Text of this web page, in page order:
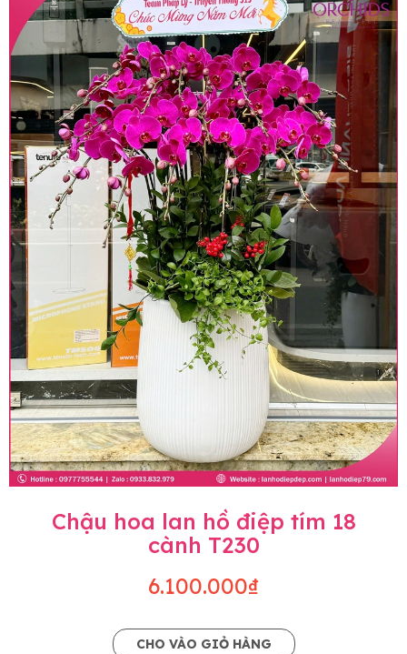
Chậu hoa lan hồ điệp tím 18
cành T230
6.100.000₫
CHO VÀO GIỎ HÀNG